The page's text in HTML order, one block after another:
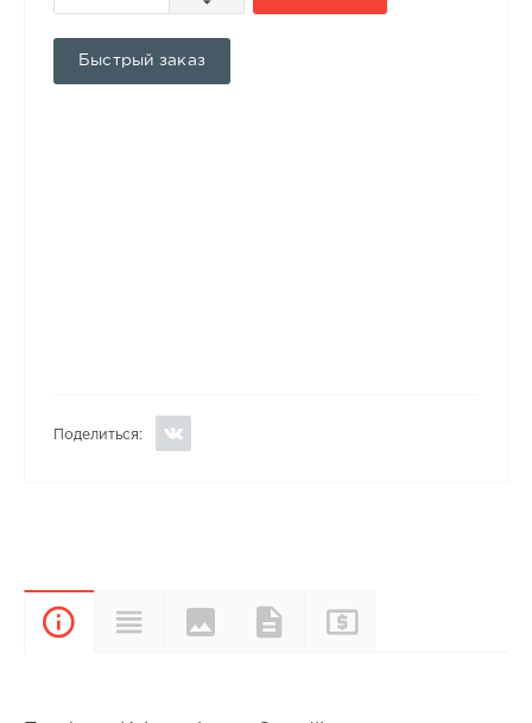
Быстрый заказ
Поделиться:
ОписаниеХарактеристики
Цвета и
покрытия
Документы